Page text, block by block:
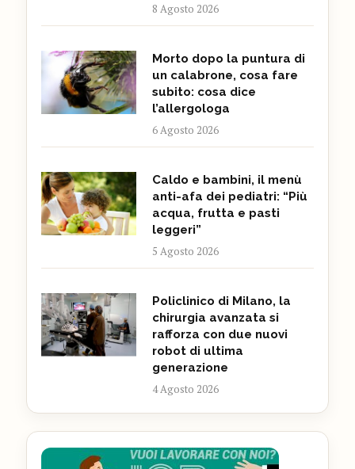
8 Agosto 2026
Morto dopo la puntura di
un calabrone, cosa fare
subito: cosa dice
l’allergologa
6 Agosto 2026
Caldo e bambini, il menù
anti-afa dei pediatri: “Più
acqua, frutta e pasti
leggeri”
5 Agosto 2026
Policlinico di Milano, la
chirurgia avanzata si
rafforza con due nuovi
robot di ultima
generazione
4 Agosto 2026